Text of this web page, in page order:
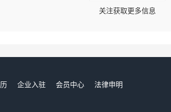
关注获取更多信息
企业入驻 会员中心
法律申明